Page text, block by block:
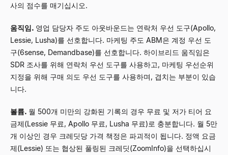
사의 점수를 매기십시오.
움직임. 영업 담당자 주도 아웃바운드는 연락처 우선 도구(Apollo,
Lessie, Lusha)를 선호합니다. 마케팅 주도 ABM은 계정 우선 도
구(6sense, Demandbase)를 선호합니다. 하이브리드 움직임은
SDR 조사를 위해 연락처 우선 도구를 사용하고, 마케팅 우선순위
지정을 위해 구매 의도 우선 도구를 사용하며, 겹치는 부분이 있습
니다.
볼륨. 월 500개 미만의 강화된 기록의 경우 무료 및 저가 티어 요
금제(Lessie 무료, Apollo 무료, Lusha 무료)로 충분합니다. 월 5만
개 이상인 경우 크레딧당 가격 책정은 파괴적이 됩니다. 정액 요금
제(Lessie) 또는 협상된 풀링된 크레딧(ZoomInfo)을 선택하십시